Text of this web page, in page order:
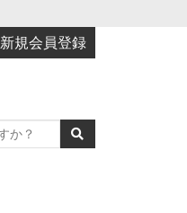
新規会員登録